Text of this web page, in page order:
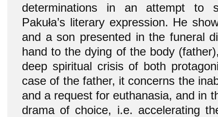
determinations in an attempt to
Pakuła’s literary expression. He
and a son presented in the funeral
hand to the dying of the body
deep spiritual crisis of both
case of the father, it concerns the
and a request for euthanasia, and in
drama of choice, i.e. accelerating